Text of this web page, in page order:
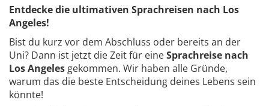
Entdecke die ultimativen Sprachreisen nach Los
Angeles!
Bist du kurz vor dem Abschluss oder bereits an der
Uni? Dann ist jetzt die Zeit für eineSprachreise nach
Los Angeles gekommen. Wir haben alle Gründe,
warum das die beste Entscheidung deines Lebens sein
könnte!